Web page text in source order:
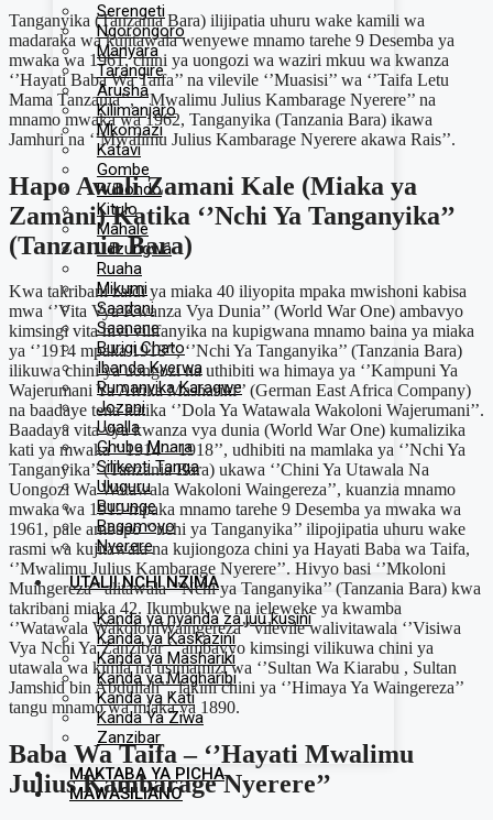
Serengeti
Ngorongoro
Manyara
Tarangire
Arusha
Kilimanjaro
Mkomazi
Katavi
Gombe
Rubondo
Kitulo
Mahale
Udzungwa
Ruaha
Mikumi
Saadani
Saanane
Burigi Chato
Ibanda Kyerwa
Rumanyika Karagwe
Jozani
Ugalla
Ghuba Mnara
Silikenti Tanga
Uluguru
Burunge
Bagamoyo
Nyerere
UTALII NCHI NZIMA
Kanda ya nyanda za juu kusini
Kanda ya Kaskazini
Kanda ya Mashariki
Kanda ya Magharibi
Kanda ya Kati
Kanda Ya Ziwa
Zanzibar
MAKTABA YA PICHA
MAWASILIANO
Tanganyika (Tanzania Bara) ilijipatia uhuru wake kamili wa
madaraka wa kujitawala wenyewe mnamo tarehe 9 Desemba ya
mwaka wa 1961, chini ya uongozi wa waziri mkuu wa kwanza
‘’Hayati Baba Wa Taifa’’ na vilevile ‘’Muasisi’’ wa ‘’Taifa Letu
Mama Tanzania’’, ‘’Mwalimu Julius Kambarage Nyerere’’ na
mnamo mwaka wa 1962, Tanganyika (Tanzania Bara) ikawa
Jamhuri na ‘’Mwalimu Julius Kambarage Nyerere akawa Rais’’.
Hapo Awali Zamani Kale (Miaka ya
Zamani) Katika ‘’Nchi Ya Tanganyika’’
(Tanzania Bara)
Kwa takribani zaidi ya miaka 40 iliyopita mpaka mwishoni kabisa
mwa ‘’Vita Vya Kwanza Vya Dunia’’ (World War One) ambavyo
kimsingi vita hivi vilifanyika na kupigwana mnamo baina ya miaka
ya ‘’1914 mpaka 1918’’, ‘’Nchi Ya Tanganyika’’ (Tanzania Bara)
ilikuwa chini ya uongozi na uthibiti wa himaya ya ‘’Kampuni Ya
Wajerumani Ya Afrika Mashariki’’ (German East Africa Company)
na baadaye tena katika ‘’Dola Ya Watawala Wakoloni Wajerumani’’.
Baadaya vita vya kwanza vya dunia (World War One) kumalizika
kati ya mwaka ‘’1914 – 1918’’, udhibiti na mamlaka ya ‘’Nchi Ya
Tanganyika’’ (Tanzania Bara) ukawa ‘’Chini Ya Utawala Na
Uongozi Wa Watawala Wakoloni Waingereza’’, kuanzia mnamo
mwaka wa 1919 mpaka mnamo tarehe 9 Desemba ya mwaka wa
1961, pale ambapo ‘’nchi ya Tanganyika’’ ilipojipatia uhuru wake
rasmi wa kujitawala na kujiongoza chini ya Hayati Baba wa Taifa,
‘’Mwalimu Julius Kambarage Nyerere’’. Hivyo basi ‘’Mkoloni
Muingereza’’ alitawala ‘’Nchi ya Tanganyika’’ (Tanzania Bara) kwa
takribani miaka 42. Ikumbukwe na ieleweke ya kwamba
‘’Watawala WakoloniWaingereza’’ vilevile walivitawala ‘’Visiwa
Vya Nchi Ya Zanzibar ‘’ ambavyo kimsingi vilikuwa chini ya
utawala wa kimla na usimamizi wa ‘’Sultan Wa Kiarabu , Sultan
Jamshid bin Abdullah’’, lakini chini ya ‘’Himaya Ya Waingereza’’
tangu mnamo wa miaka ya 1890.
Baba Wa Taifa – ‘’Hayati Mwalimu
Julius Kambarage Nyerere’’